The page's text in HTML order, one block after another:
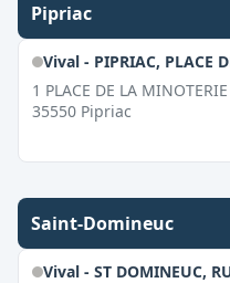
Pipriac
Vival - PIPRIAC, PLACE
1 PLACE DE LA MINOTERIE
35550 Pipriac
Saint-Domineuc
Vival - ST DOMINEUC,